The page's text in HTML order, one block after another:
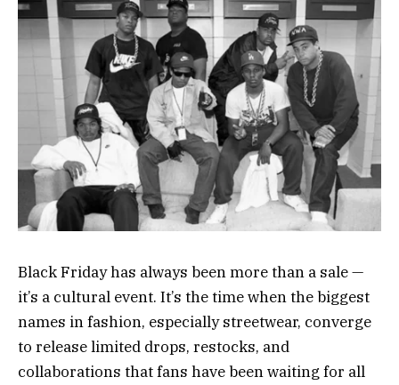
Black Friday has always been more than a sale —
it’s a cultural event. It’s the time when the biggest
names in fashion, especially streetwear, converge
to release limited drops, restocks, and
collaborations that fans have been waiting for all